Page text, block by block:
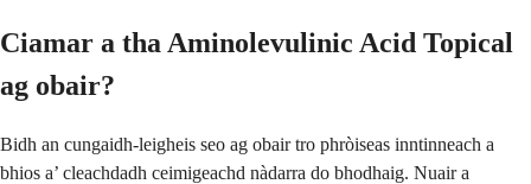
Ciamar a tha Aminolevulinic Acid Topical
ag obair?
Bidh an cungaidh-leigheis seo ag obair tro phròiseas inntinneach a
bhios a’ cleachdadh ceimigeachd nàdarra do bhodhaig. Nuair a